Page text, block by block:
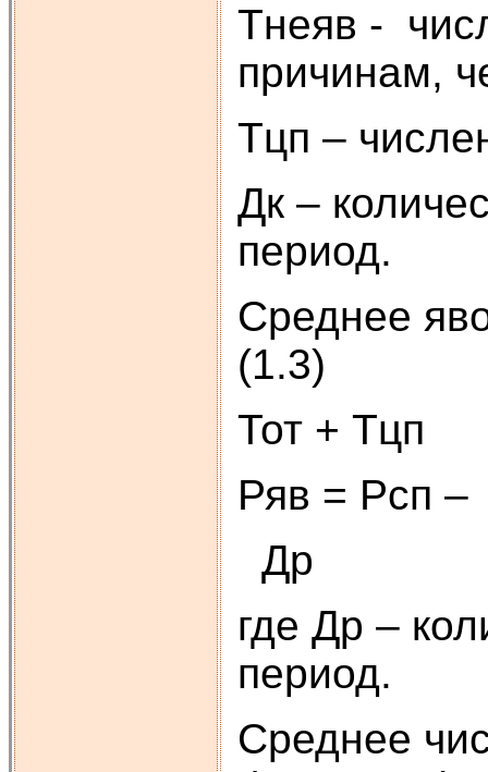
Тнеяв -
причинам,
Тцп –
Дк –
период.
Среднее
(1.3)
Тот + Тцп
Ряв =
Др
где Др –
период.
Среднее